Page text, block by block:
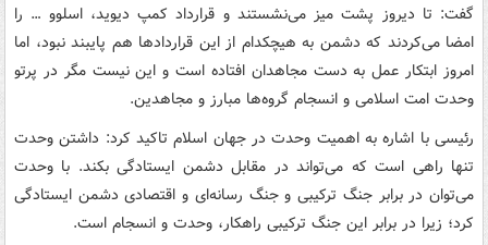
گفت: تا دیروز پشت میز می‌نشستند و قرارداد کمپ دیوید، اسلوو … را
امضا می‌کردند که دشمن به هیچکدام از این قراردادها هم پایبند نبود، اما
امروز ابتکار عمل به دست مجاهدان افتاده است و این نیست مگر در پرتو
وحدت امت اسلامی و انسجام گروه‌ها مبارز و مجاهدین.
رئیسی با اشاره به اهمیت وحدت در جهان اسلام تاکید کرد: داشتن وحدت
تنها راهی است که می‌تواند در مقابل دشمن ایستادگی بکند. با وحدت
می‌توان در برابر جنگ ترکیبی و جنگ رسانه‌ای و اقتصادی دشمن ایستادگی
کرد؛ زیرا در برابر این جنگ ترکیبی راهکار، وحدت و انسجام است.